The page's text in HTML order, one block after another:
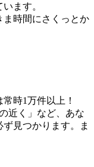
ます。
ま時間にさくっとか
時1万件以上！
近く」など、あな
見つかります。ま